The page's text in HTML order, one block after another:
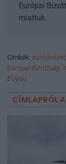
Európai
miattuk.
Címkék: euróövezet,
Európai Bizottság,
EUyou
CÍMLAPRÓL